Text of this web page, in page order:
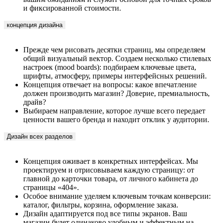
концепция дизайна
общий визуальный вектор. Создаем несколько стилевых
настроек (mood boards): подбираем ключевые цвета,
шрифты, атмосферу, примеры интерфейсных решений.
Концепция отвечает на вопросы: какое впечатление
должен производить магазин? Доверие, премиальность,
драйв?
Выбираем направление, которое лучше всего передает
ценности вашего бренда и находит отклик у аудитории.
Дизайн всех разделов
проектируем и отрисовываем каждую страницу: от
главной до карточки товара, от личного кабинета до
страницы «404».
Особое внимание уделяем ключевым точкам конверсии:
каталог, фильтры, корзина, оформление заказа.
Дизайн адаптируется под все типы экранов. Ваш
магазин будет одинаково удобным и эффектным на
смартфоне, планшете и компьютере. Утверждаем